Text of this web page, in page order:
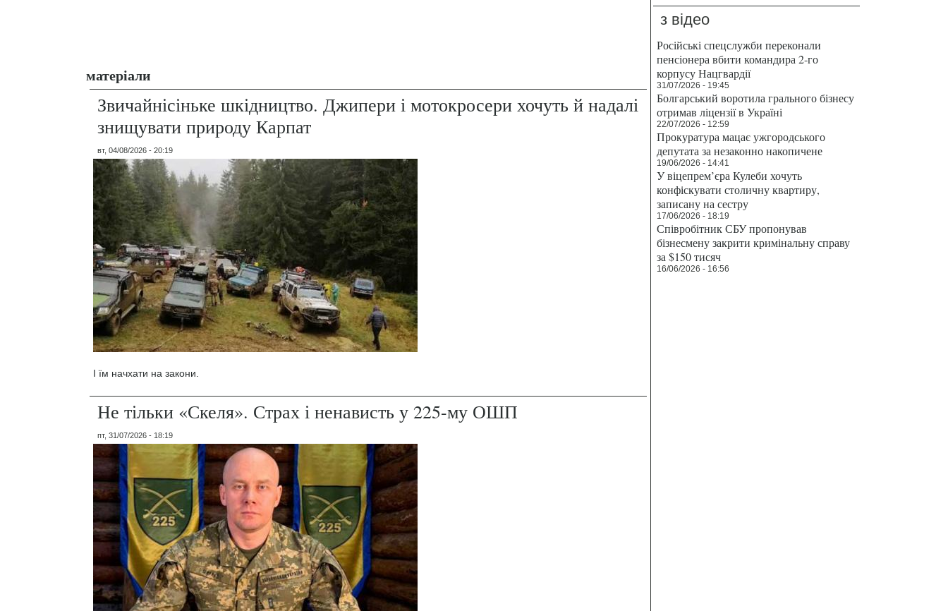
матеріали
Звичайнісіньке шкідництво. Джипери і мотокросери хочуть й надалі
знищувати природу Карпат
вт, 04/08/2026 - 20:19
І їм начхати на закони.
Не тільки «Скеля». Страх і ненависть у 225-му ОШП
пт, 31/07/2026 - 18:19
з відео
Російські спецслужби переконали
пенсіонера вбити командира 2-го
корпусу Нацгвардії
31/07/2026 - 19:45
Болгарський воротила грального бізнесу
отримав ліцензії в Україні
22/07/2026 - 12:59
Прокуратура мацає ужгородського
депутата за незаконно накопичене
19/06/2026 - 14:41
У віцепрем’єра Кулеби хочуть
конфіскувати столичну квартиру,
записану на сестру
17/06/2026 - 18:19
Співробітник СБУ пропонував
бізнесмену закрити кримінальну справу
за $150 тисяч
16/06/2026 - 16:56